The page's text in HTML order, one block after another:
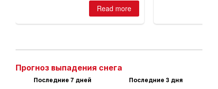
Прогноз выпадения снега
Последние 7 дней Последние 3 дня